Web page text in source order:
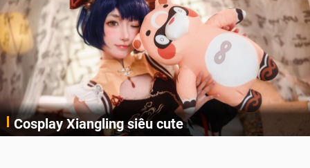
Cosplay Xiangling siêu cute